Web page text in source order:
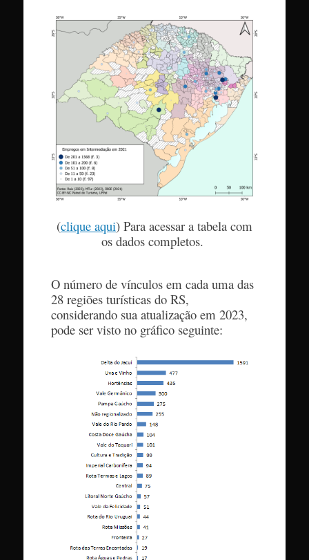
(clique aqui) Para acessar a tabela com
os dados completos.
O número de vínculos em cada uma das
28 regiões turísticas do RS,
considerando sua atualização em 2023,
pode ser visto no gráfico seguinte: